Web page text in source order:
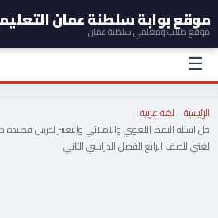
موقع بوابة سلطنة عمان
موقع طلاب ومعلمي سلطنة عمان
☰
الرئيسية←لغة عربية←
حل اسئلة النمط اللغوي والاملائي والتعبير لدرس قصيدة
لغتي للصف الرابع الفصل الدراسي الثاني